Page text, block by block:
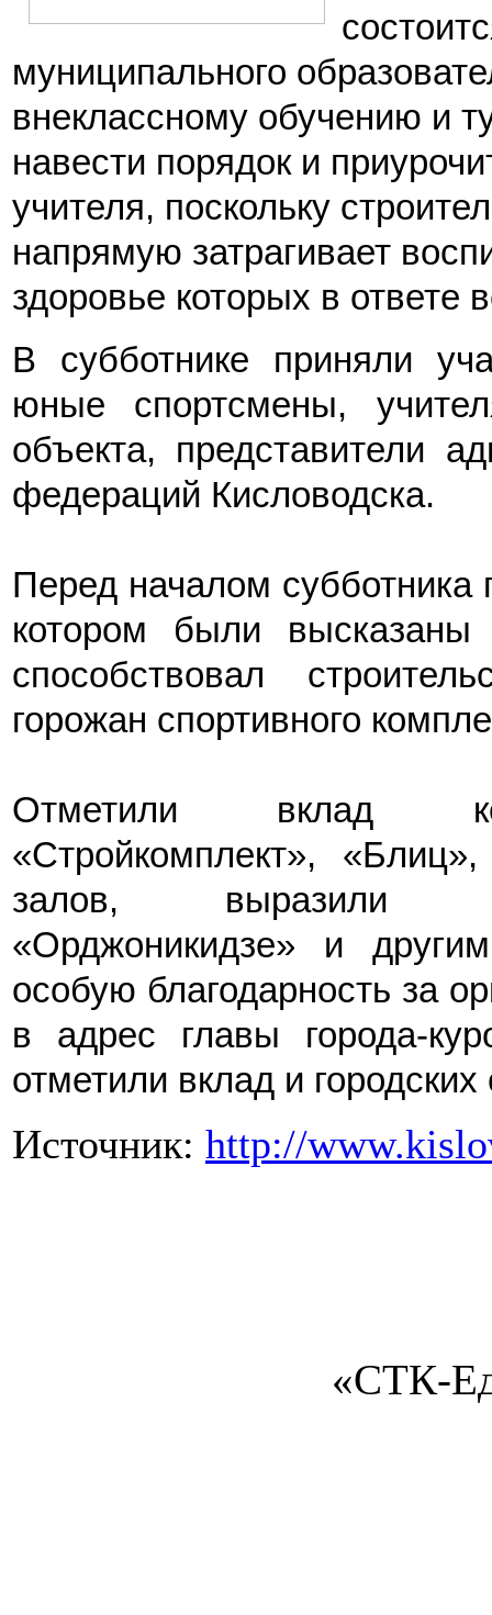
муниципального
внеклассному обучению и
навести порядок и
учителя, поскольку
напрямую затрагивает
здоровье которых в ответе
В субботнике приняли
юные спортсмены,
объекта, представители
федераций Кисловодска.
Перед началом
котором были высказаны
способствовал
горожан спортивного
Отметили вклад
«Стройкомплект»,
залов, выразили
«Орджоникидзе» и
особую благодарность за
в адрес главы города-
отметили вклад и
Источник: http://
«СТК-